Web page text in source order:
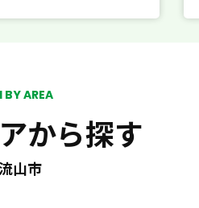
BY AREA
から探す
山市